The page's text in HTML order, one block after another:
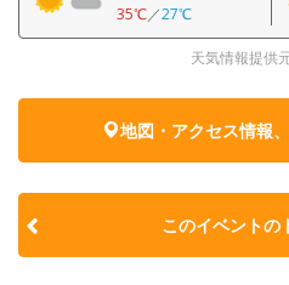
35℃／27℃
天気情報提供
地図・アクセス情報
このイベントの